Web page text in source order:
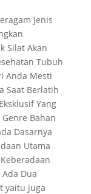
Jenis
Silat Akan
Tubuh
Anda Mesti
Saat Berlatih
Yang
Bahan
Dasarnya
Utama
Dua
yaitu juga